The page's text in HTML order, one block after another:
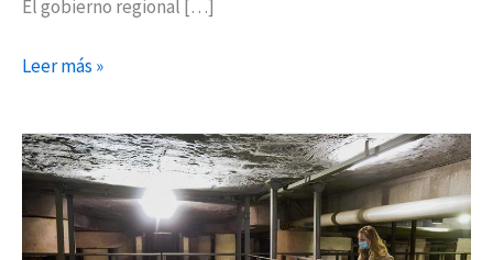
El gobierno regional […]
Leer más »
La
Comunidad
de
Madrid